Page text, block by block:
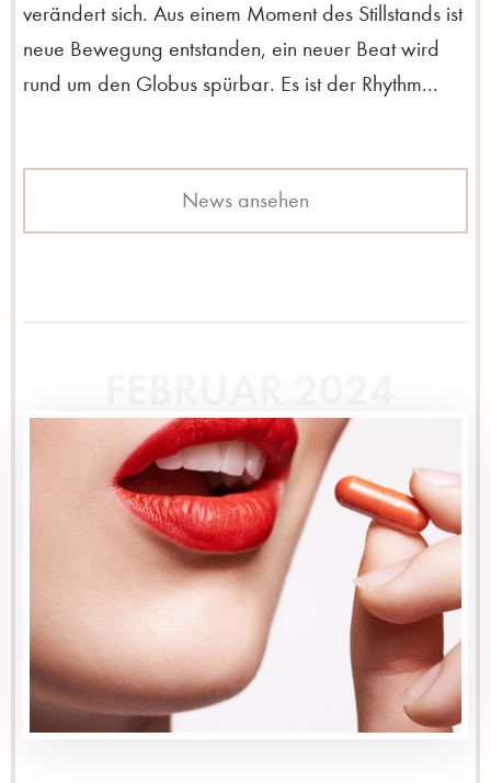
verändert sich. Aus einem Moment des Stillstands ist
neue Bewegung entstanden, ein neuer Beat wird
rund um den Globus spürbar. Es ist der Rhythm...
News ansehen